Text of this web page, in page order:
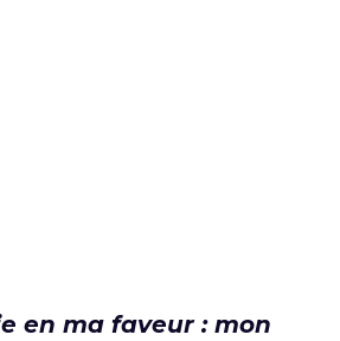
en ma faveur : mon